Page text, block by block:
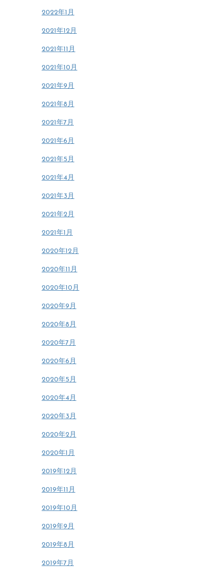
2022年1月
2021年12月
2021年11月
2021年10月
2021年9月
2021年8月
2021年7月
2021年6月
2021年5月
2021年4月
2021年3月
2021年2月
2021年1月
2020年12月
2020年11月
2020年10月
2020年9月
2020年8月
2020年7月
2020年6月
2020年5月
2020年4月
2020年3月
2020年2月
2020年1月
2019年12月
2019年11月
2019年10月
2019年9月
2019年8月
2019年7月